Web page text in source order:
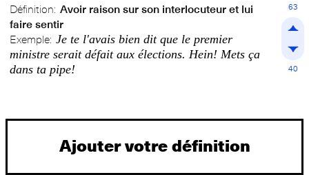
Définition: Avoir raison sur son interlocuteur et lui
faire sentir
Exemple: Je te l'avais bien dit que le premier
ministre serait défait aux élections. Hein! Mets ça
dans ta pipe!
63
40
Ajouter votre définition